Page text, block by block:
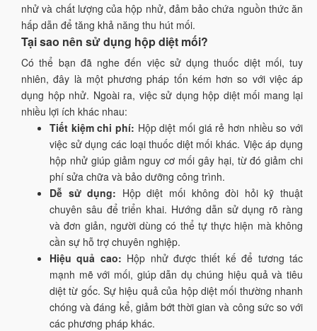
nhử và chất lượng của hộp nhử, đảm bảo chứa nguồn thức ăn
hấp dẫn để tăng khả năng thu hút mối.
Tại sao nên sử dụng hộp diệt mối?
Có thể bạn đã nghe đến việc sử dụng thuốc diệt mối, tuy
nhiên, đây là một phương pháp tốn kém hơn so với việc áp
dụng hộp nhử. Ngoài ra, việc sử dụng hộp diệt mối mang lại
nhiều lợi ích khác nhau:
Tiết kiệm chi phí: Hộp diệt mối giá rẻ hơn nhiều so với
việc sử dụng các loại thuốc diệt mối khác. Việc áp dụng
hộp nhử giúp giảm nguy cơ mối gây hại, từ đó giảm chi
phí sửa chữa và bảo dưỡng công trình.
Dễ sử dụng: Hộp diệt mối không đòi hỏi kỹ thuật
chuyên sâu để triển khai. Hướng dẫn sử dụng rõ ràng
và đơn giản, người dùng có thể tự thực hiện mà không
cần sự hỗ trợ chuyên nghiệp.
Hiệu quả cao: Hộp nhử được thiết kế để tương tác
mạnh mẽ với mối, giúp dẫn dụ chúng hiệu quả và tiêu
diệt từ gốc. Sự hiệu quả của hộp diệt mối thường nhanh
chóng và đáng kể, giảm bớt thời gian và công sức so với
các phương pháp khác.